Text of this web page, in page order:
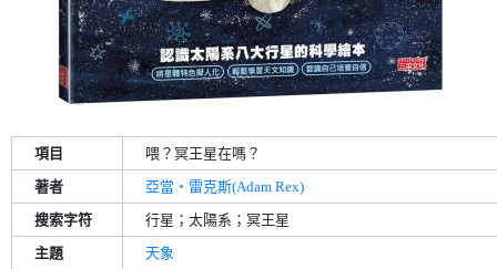
項目
喂？冥王星在嗎？
著者
亞當‧雷克斯(Adam Rex)
搜索字符
行星；太陽系；冥王星
主題
天象